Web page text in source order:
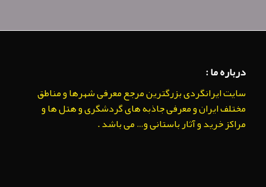
درباره ما :
سایت ایرانگردی بزرگترین مرجع معرفی شهرها و مناطق
مختلف ایران و معرفی جاذبه های گردشگری و هتل ها و
مراکز خرید و آثار باستانی و… می باشد .